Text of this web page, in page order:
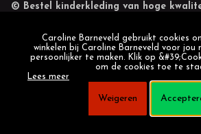
© Bestel kinderkleding van hoge
Caroline Barneveld gebruikt cookies
winkelen bij Caroline Barneveld voor jou
persoonlijker te maken. Klik op
om de cookies toe te
Lees meer
Weigeren